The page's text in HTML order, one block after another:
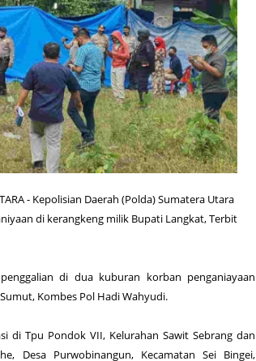
- Kepolisian Daerah (Polda) Sumatera Utara
di kerangkeng milik Bupati Langkat, Terbit
di dua kuburan korban penganiayaan
Kombes Pol Hadi Wahyudi.
di Tpu Pondok VII, Kelurahan Sawit Sebrang dan
Desa Purwobinangun, Kecamatan Sei Bingei,